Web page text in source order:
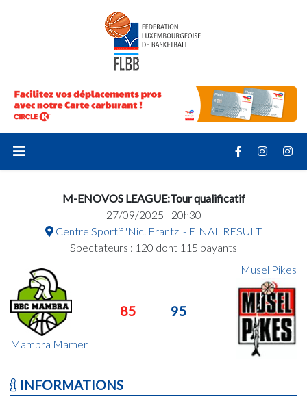
M-ENOVOS LEAGUE:Tour qualificatif
27/09/2025 - 20h30
Centre Sportif 'Nic. Frantz' - FINAL RESULT
Spectateurs : 120 dont 115 payants
Mambra Mamer
85 95
Musel Pikes
INFORMATIONS